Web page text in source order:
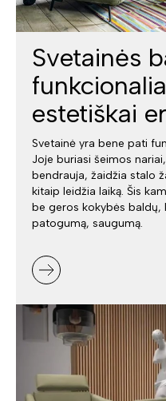
Svetainės
estetiškai
Svetainė yra bene pati
Joje buriasi šeimos
bendrauja, žaidžia stalo
kitaip leidžia laiką. Šis
be geros kokybės
patogumą, saugumą.